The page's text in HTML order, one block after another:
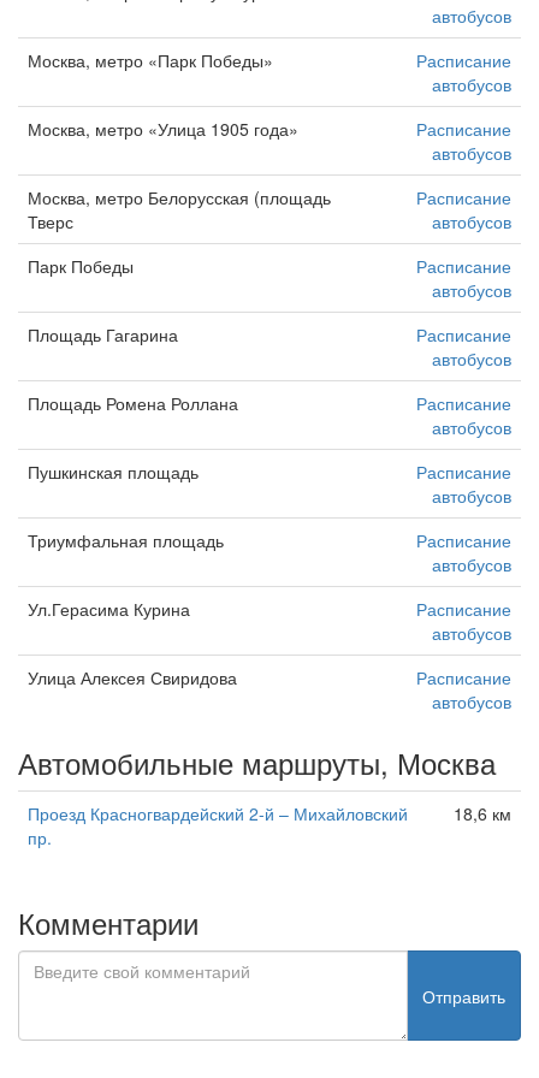
автобусов
Москва, метро «Парк Победы»
Расписание
автобусов
Москва, метро «Улица 1905 года»
Расписание
автобусов
Москва, метро Белорусская (площадь
Тверс
Расписание
автобусов
Парк Победы
Расписание
автобусов
Площадь Гагарина
Расписание
автобусов
Площадь Ромена Роллана
Расписание
автобусов
Пушкинская площадь
Расписание
автобусов
Триумфальная площадь
Расписание
автобусов
Ул.Герасима Курина
Расписание
автобусов
Улица Алексея Свиридова
Расписание
автобусов
Автомобильные маршруты, Москва
Проезд Красногвардейский 2-й – Михайловский
пр.
18,6 км
Комментарии
Отправить